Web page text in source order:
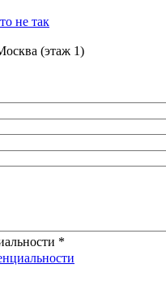
не так
(этаж 1)
*